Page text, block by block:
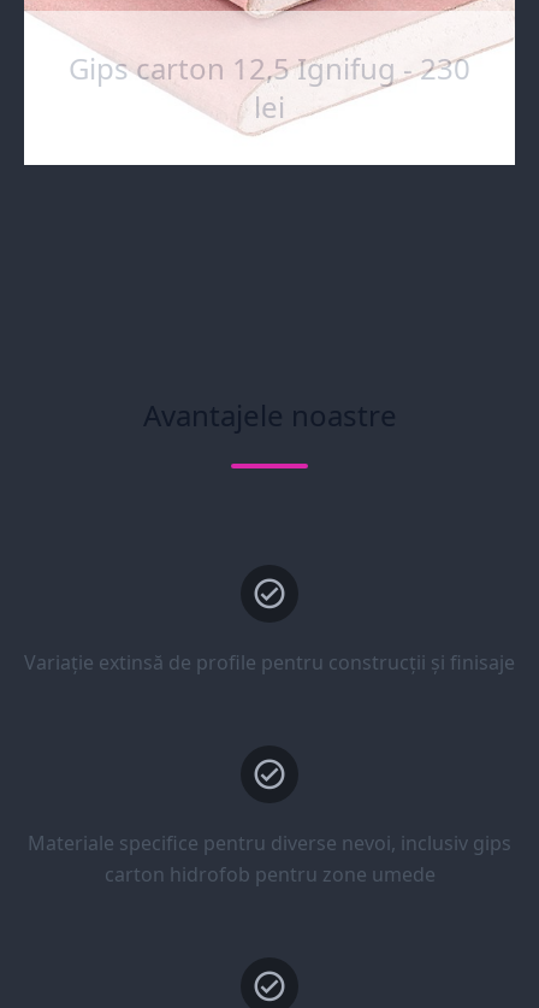
Gips carton 12,5 Ignifug - 230
lei
Avantajele noastre
Variație extinsă de profile pentru construcții și finisaje
Materiale specifice pentru diverse nevoi, inclusiv gips
carton hidrofob pentru zone umede